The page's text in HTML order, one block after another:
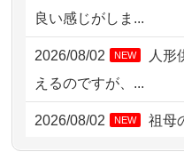
2026/08/02 09:15 神奈
2026/08/02 06:46
2026/08/01 19:28 東京
2026/08/01 17:10 東京
良い感じがしま...
2026/08/02 NEW
人形
えるのですが、...
2026/08/02 NEW
祖母
いただき安心感がある